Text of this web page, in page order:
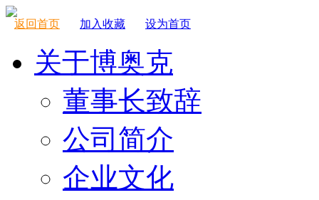
返回首页 加入收藏 设为首页
关于博奥克
董事长致辞
公司简介
企业文化